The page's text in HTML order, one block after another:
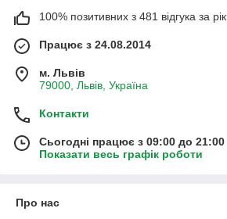
100% позитивних з 481 відгука за рік
Працює з 24.08.2014
м. Львів
79000, Львів, Україна
Контакти
Сьогодні працює з 09:00 до 21:00
Показати весь графік роботи
Про нас